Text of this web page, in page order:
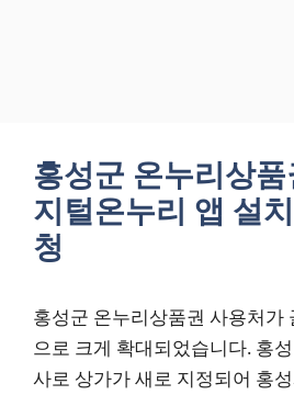
홍성군 온누리상
지털온누리 앱 설
청
홍성군 온누리상품권 사용처가
으로 크게 확대되었습니다. 홍
사로 상가가 새로 지정되어 홍